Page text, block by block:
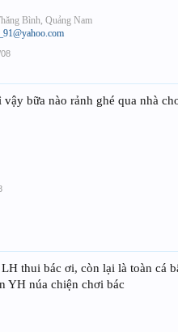
Bình, Quảng Nam
bữa nào rảnh ghé qua nhà
thui bác ơi, còn lại là toàn cá
YH núa chiện chơi bác